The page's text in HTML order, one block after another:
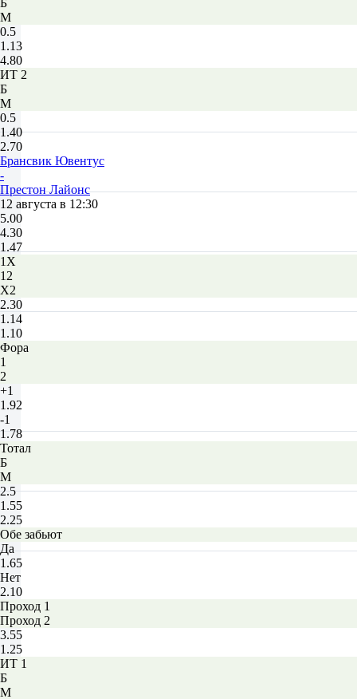
Б
М
0.5
1.13
4.80
ИТ 2
Б
М
0.5
1.40
2.70
Брансвик Ювентус
-
Престон Лайонс
12 августа в 12:30
5.00
4.30
1.47
1X
12
X2
2.30
1.14
1.10
Фора
1
2
+1
1.92
-1
1.78
Тотал
Б
М
2.5
1.55
2.25
Обе забьют
Да
1.65
Нет
2.10
Проход 1
Проход 2
3.55
1.25
ИТ 1
Б
М